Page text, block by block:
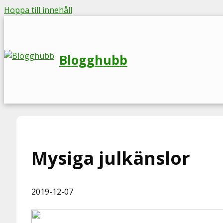
Hoppa till innehåll
Blogghubb
Mysiga julkänslor
2019-12-07